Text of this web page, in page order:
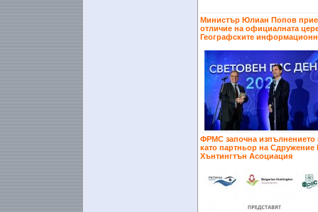
Министър Юлиан Попов
отличие на официалната
Географските
ФРМС започна изпълнението
като партньор на Сдружение
Хънтингтън Асоциация